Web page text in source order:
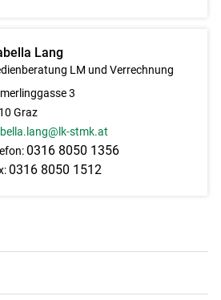
Lang
LM und Verrechnung
3
Graz
stmk.at
0316 8050 1356
0316 8050 1512